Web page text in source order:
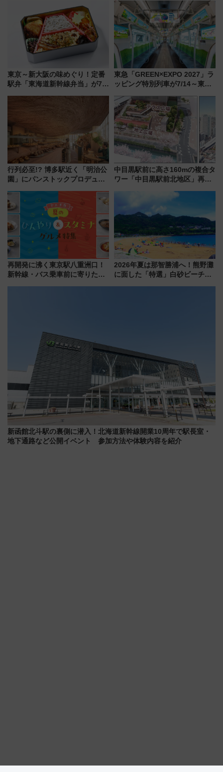
で極上の夏祭り鉄道旅を放送
暇村のお得な日帰りプランも登
場
東京～新大阪の味めぐり！定番
駅弁「東海道新幹線弁当」が7月
東急「GREEN×EXPO 2027」ラ
ッピング特別列車が7/14～東
ー！ 注目の編成やデザインまと
め
行列必至!? 博多駅近く「明治公
園」にパンストックプロデュー
オープン 秋からはビストロ営業
も！
中目黒駅前に高さ160mの複合タ
ワー「中目黒駅前北地区」再開
再開発に沸く東京駅八重洲口！
新幹線・バス乗車前に寄りたい
2026年夏は那智勝浦へ！熊野灘
に面した「特選」白砂ビーチは
新函館北斗駅の裏側に潜入！北海道新幹線開業10周年で駅長室・
地下通路など公開イベント 参加方法や体験内容を紹介